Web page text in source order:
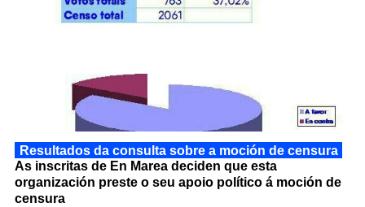
Resultados da consulta sobre a moción de censura
As inscritas de En Marea deciden que esta
organización preste o seu apoio político á moción de
censura